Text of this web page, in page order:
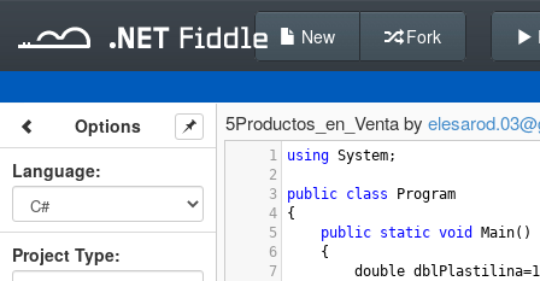
New Fork
Options
Language:
Project Type:
5Productos_en_Venta by
1 using System;
2
3
public class
Program
4
{
5
public static void Main()
6
{
7
double dblPlastilina=